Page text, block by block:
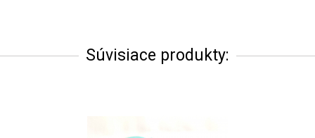
Súvisiace produkty: